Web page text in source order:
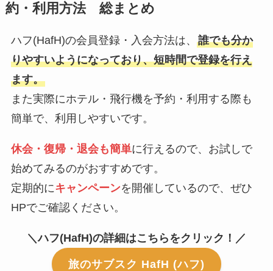
約・利用方法 総まとめ
ハフ(HafH)の会員登録・入会方法は、 誰でも分か
りやすいようになっており、短時間で登録を行え
ます。
また実際にホテル・飛行機を予約・利用する際も
簡単で、利用しやすいです。
休会・復帰・退会も簡単に行えるので、お試しで
始めてみるのがおすすめです。
定期的にキャンペーンを開催しているので、ぜひ
HPでご確認ください。
＼ハフ(HafH)の詳細はこちらをクリック！／
旅のサブスク HafH (ハフ)